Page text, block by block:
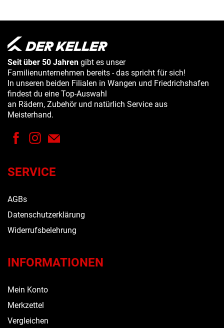
Seit über 50 Jahren gibt es unser
Familienunternehmen bereits - das spricht für sich!
In unseren beiden Filialen in Wangen und Friedrichshafen
findest du eine Top-Auswahl
an Rädern, Zubehör und natürlich Service aus
Meisterhand.
SERVICE
AGBs
Datenschutzerklärung
Widerrufsbelehrung
INFORMATIONEN
Mein Konto
Merkzettel
Vergleichen